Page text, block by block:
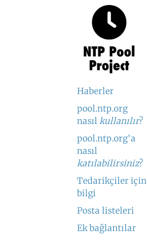
Haberler
pool.ntp.org
nasıl kullanılır?
pool.ntp.org'a
nasıl
katılabilirsiniz?
Tedarikçiler için
bilgi
Posta listeleri
Ek bağlantılar